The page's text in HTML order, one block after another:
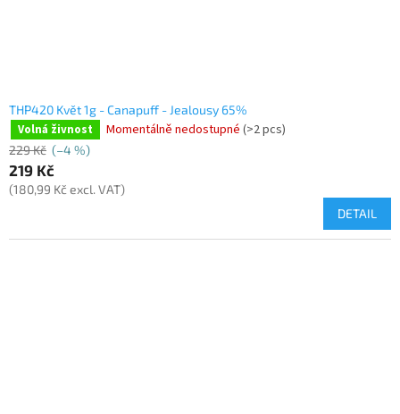
THP420 Květ 1g - Canapuff - Jealousy 65%
Volná živnost Momentálně nedostupné (>2 pcs)
229 Kč (–4 %)
219 Kč
(180,99 Kč excl. VAT)
DETAIL